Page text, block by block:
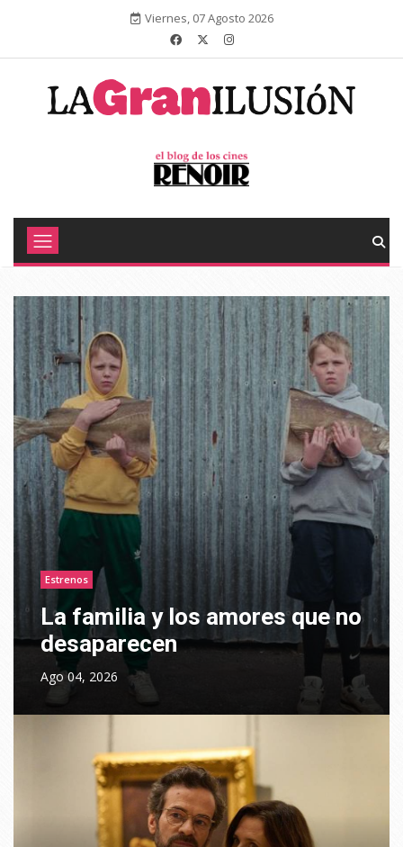
Viernes, 07 Agosto 2026
Estrenos
La familia y los amores que no
desaparecen
Ago 04, 2026